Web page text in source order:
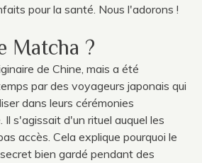
pour la santé. Nous l'adorons !
Matcha ?
de Chine, mais a été
par des voyageurs japonais qui
dans leurs cérémonies
s'agissait d'un rituel auquel les
accès. Cela explique pourquoi le
bien gardé pendant des